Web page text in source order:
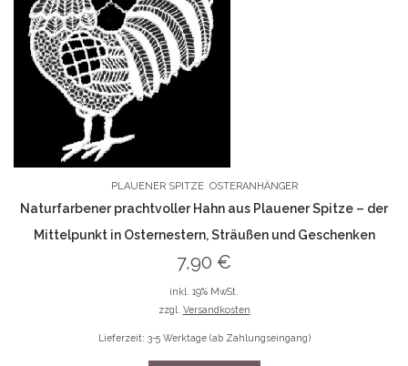
PLAUENER SPITZE OSTERANHÄNGER
Naturfarbener prachtvoller Hahn aus Plauener Spitze – der
Mittelpunkt in Osternestern, Sträußen und Geschenken
7,90 €
inkl. 19% MwSt.
zzgl. Versandkosten
Lieferzeit: 3-5 Werktage (ab Zahlungseingang)